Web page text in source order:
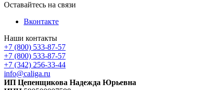
Оставайтесь на связи
Вконтакте
Наши контакты
+7 (800) 533-87-57
+7 (800) 533-87-57
+7 (342) 256-33-44
info@caliga.ru
ИП Цепенщикова Надежда Юрьевна